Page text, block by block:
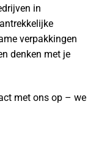
in
verpakkingen
denken met je
met ons op – we